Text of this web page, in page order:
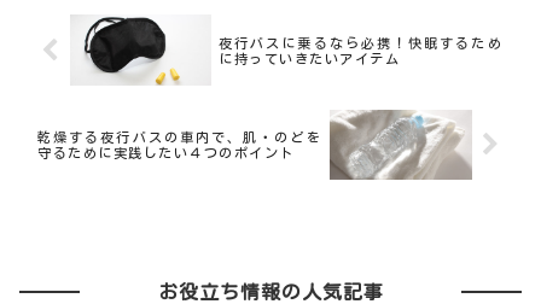
夜行バスに乗るなら必携！快眠するため
に持っていきたいアイテム
乾燥する夜行バスの車内で、肌・のどを
守るために実践したい４つのポイント
お役立ち情報の人気記事